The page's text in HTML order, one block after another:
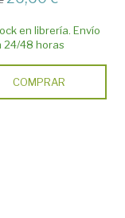
en librería. Envío
24/48 horas
COMPRAR